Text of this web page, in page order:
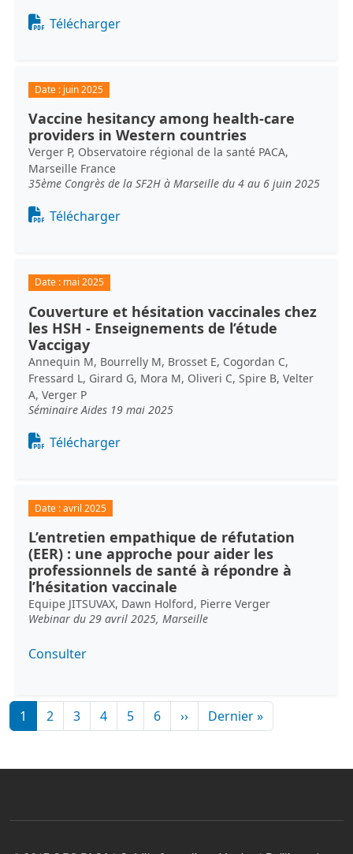
Document
Télécharger
Date : juin 2025
Vaccine hesitancy among health-care
providers in Western countries
Verger P, Observatoire régional de la santé PACA,
Marseille France
35ème Congrès de la SF2H à Marseille du 4 au 6 juin 2025
Document
Télécharger
Date : mai 2025
Couverture et hésitation vaccinales chez
les HSH - Enseignements de l’étude
Vaccigay
Annequin M, Bourrelly M, Brosset E, Cogordan C,
Fressard L, Girard G, Mora M, Oliveri C, Spire B, Velter
A, Verger P
Séminaire Aides 19 mai 2025
Document
Télécharger
Date :avril 2025
L’entretien empathique de réfutation
(EER) : une approche pour aider les
professionnels de santé à répondre à
l’hésitation vaccinale
Equipe JITSUVAX, Dawn Holford, Pierre Verger
Webinar du 29 avril 2025, Marseille
Consulter
Pagination
1 2 3 4 5 6 ››Page suivante
Dernier »Dernière page